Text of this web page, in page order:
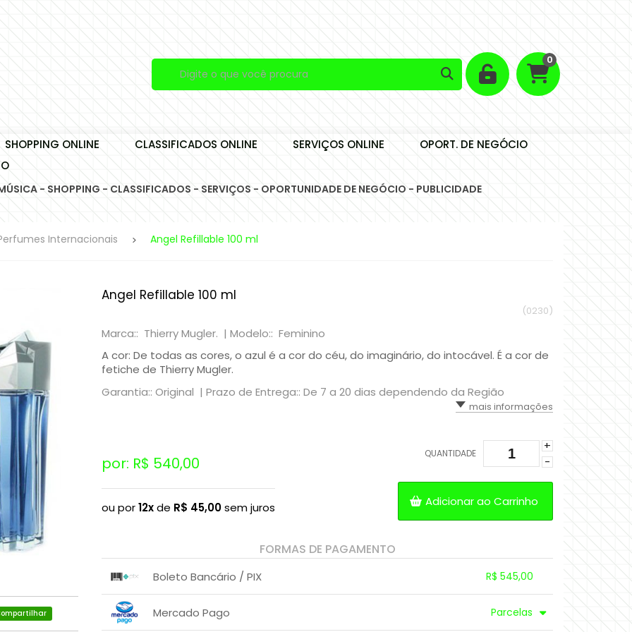
0
SHOPPING ONLINE CLASSIFICADOS ONLINE SERVIÇOS ONLINE
OPORT. DE NEGÓCIO
- SHOPPING - CLASSIFICADOS - SERVIÇOS - OPORTUNIDADE DE NEGÓCIO - PUBLICIDADE
Internacionais Angel Refillable 100 ml
Angel Refillable 100 ml
(0230)
Marca:: Thierry Mugler. | Modelo:: Feminino
A cor: De todas as cores, o azul é a cor do céu, do imaginário, do intocável. É a cor de
fetiche de Thierry Mugler.
Garantia:: Original | Prazo de Entrega:: De 7 a 20 dias dependendo da Região
mais informações
por: R$ 540,00
ou por12xde R$ 45,00sem juros
QUANTIDADE
+
-
Adicionar ao Carrinho
FORMAS DE PAGAMENTO
Boleto Bancário / PIX
R$ 545,00
Mercado Pago
Parcelas